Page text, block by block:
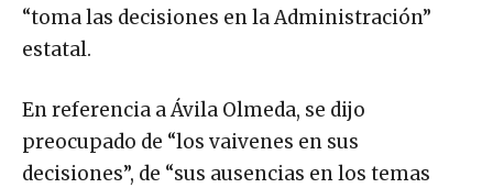
“toma las decisiones en la Administración”
estatal.
En referencia a Ávila Olmeda, se dijo
preocupado de “los vaivenes en sus
decisiones”, de “sus ausencias en los temas